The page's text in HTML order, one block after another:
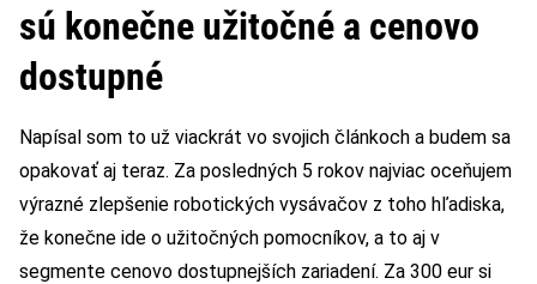
sú konečne užitočné a cenovo
dostupné
Napísal som to už viackrát vo svojich článkoch a budem sa
opakovať aj teraz. Za posledných 5 rokov najviac oceňujem
výrazné zlepšenie robotických vysávačov z toho hľadiska,
že konečne ide o užitočných pomocníkov, a to aj v
segmente cenovo dostupnejších zariadení. Za 300 eur si